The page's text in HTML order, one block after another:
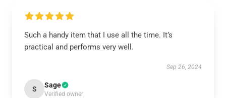
Such a handy item that I use all the time. It’s
practical and performs very well.
Sep 26, 2024
S Sage
Verified owner